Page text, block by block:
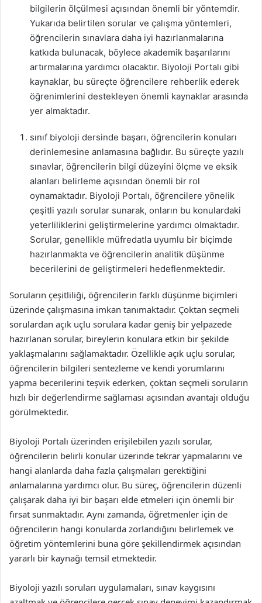
bilgilerin ölçülmesi açısından önemli bir yöntemdir.
Yukarıda belirtilen sorular ve çalışma yöntemleri,
öğrencilerin sınavlara daha iyi hazırlanmalarına
katkıda bulunacak, böylece akademik başarılarını
artırmalarına yardımcı olacaktır. Biyoloji Portalı gibi
kaynaklar, bu süreçte öğrencilere rehberlik ederek
öğrenimlerini destekleyen önemli kaynaklar arasında
yer almaktadır.
sınıf biyoloji dersinde başarı, öğrencilerin konuları
derinlemesine anlamasına bağlıdır. Bu süreçte yazılı
sınavlar, öğrencilerin bilgi düzeyini ölçme ve eksik
alanları belirleme açısından önemli bir rol
oynamaktadır. Biyoloji Portalı, öğrencilere yönelik
çeşitli yazılı sorular sunarak, onların bu konulardaki
yeterliliklerini geliştirmelerine yardımcı olmaktadır.
Sorular, genellikle müfredatla uyumlu bir biçimde
hazırlanmakta ve öğrencilerin analitik düşünme
becerilerini de geliştirmeleri hedeflenmektedir.
Soruların çeşitliliği, öğrencilerin farklı düşünme biçimleri
üzerinde çalışmasına imkan tanımaktadır. Çoktan seçmeli
sorulardan açık uçlu sorulara kadar geniş bir yelpazede
hazırlanan sorular, bireylerin konulara etkin bir şekilde
yaklaşmalarını sağlamaktadır. Özellikle açık uçlu sorular,
öğrencilerin bilgileri sentezleme ve kendi yorumlarını
yapma becerilerini teşvik ederken, çoktan seçmeli soruların
hızlı bir değerlendirme sağlaması açısından avantajı olduğu
görülmektedir.
Biyoloji Portalı üzerinden erişilebilen yazılı sorular,
öğrencilerin belirli konular üzerinde tekrar yapmalarını ve
hangi alanlarda daha fazla çalışmaları gerektiğini
anlamalarına yardımcı olur. Bu süreç, öğrencilerin düzenli
çalışarak daha iyi bir başarı elde etmeleri için önemli bir
fırsat sunmaktadır. Aynı zamanda, öğretmenler için de
öğrencilerin hangi konularda zorlandığını belirlemek ve
öğretim yöntemlerini buna göre şekillendirmek açısından
yararlı bir kaynağı temsil etmektedir.
Biyoloji yazılı soruları uygulamaları, sınav kaygısını